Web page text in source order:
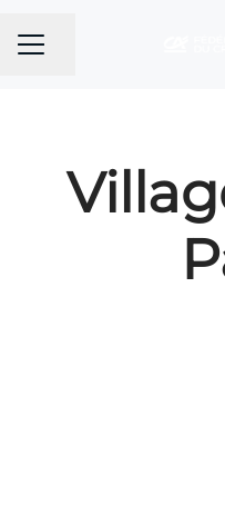
MENU CARRIÈRE
Partager la page